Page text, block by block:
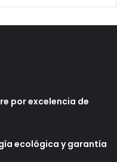
por excelencia de
ecológica y garantía